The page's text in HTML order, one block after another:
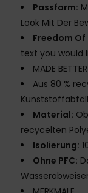
Passform:
Look Mit Der
Freedom
text you would
MADE BETTER
Aus 80 %
Material:
recycelten
Isolierung:
Ohne PFC: